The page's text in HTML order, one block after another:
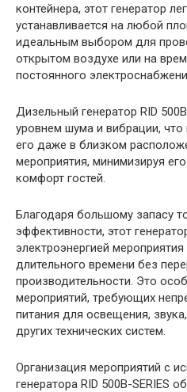
контейнера, этот генератор
устанавливается на любой
идеальным выбором для
открытом воздухе или на
постоянного
Дизельный генератор RID
уровнем шума и вибрации, что
его даже в близком
мероприятия, минимизируя
комфорт гостей.
Благодаря большому запасу
эффективности, этот
электроэнергией
длительного времени без
производительности. Это
мероприятий, требующих
питания для освещения,
других технических систем.
Организация мероприятий с
генератора RID 500B-SERIES